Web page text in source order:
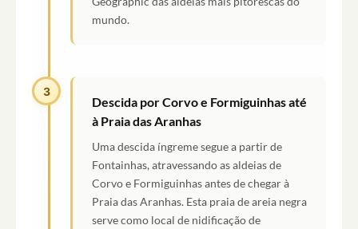
mundo.
3
Descida por Corvo e Formiguinhas até
à Praia das Aranhas
Uma descida íngreme segue a partir de
Fontainhas, atravessando as aldeias de
Corvo e Formiguinhas antes de chegar à
Praia das Aranhas. Esta praia de areia negra
serve como local de nidificação de